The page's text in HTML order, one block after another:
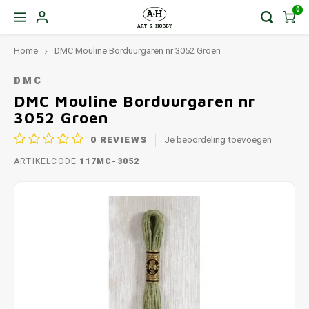
0
Home DMC Mouline Borduurgaren nr 3052 Groen
DMC
DMC Mouline Borduurgaren nr
3052 Groen
0 REVIEWS Je beoordeling toevoegen
ARTIKELCODE 117MC-3052